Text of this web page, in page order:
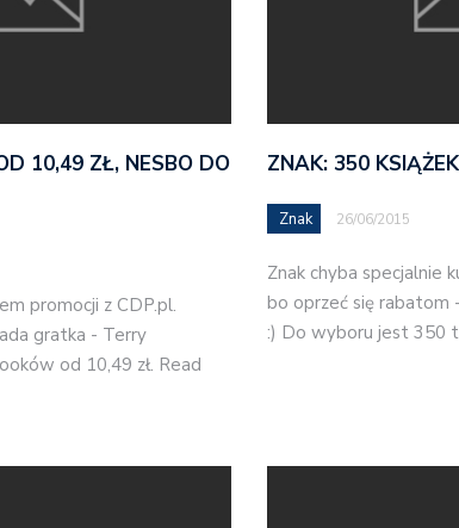
10,49 ZŁ, NESBO DO
promocji z CDP.pl.
gratka - Terry
od 10,49 zł. Read
ZNAK: 350
Znak 26/06/2015
Znak chyba specjalnie
bo oprzeć się rabatom
:) Do wyboru jest 350